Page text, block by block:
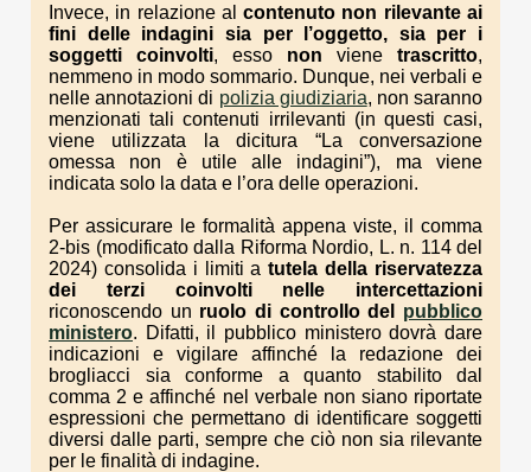
Invece, in relazione alcontenuto non rilevante ai
fini delle indagini sia per l’oggetto, sia per i
soggetti coinvolti, esso non viene trascritto,
nemmeno in modo sommario. Dunque, nei verbali e
nelle annotazioni di polizia giudiziaria, non saranno
menzionati tali contenuti irrilevanti (in questi casi,
viene utilizzata la dicitura “La conversazione
omessa non è utile alle indagini”), ma viene
indicata solo la data e l’ora delle operazioni.
Per assicurare le formalità appena viste, il comma
2-bis (modificato dalla Riforma Nordio, L. n. 114 del
2024) consolida i limiti atutela della riservatezza
dei terzi coinvolti nelle intercettazioni
riconoscendo un ruolo di controllo del pubblico
ministero. Difatti, il pubblico ministero dovrà dare
indicazioni e vigilare affinché la redazione dei
brogliacci sia conforme a quanto stabilito dal
comma 2 e affinché nel verbale non siano riportate
espressioni che permettano di identificare soggetti
diversi dalle parti, sempre che ciò non sia rilevante
per le finalità di indagine.